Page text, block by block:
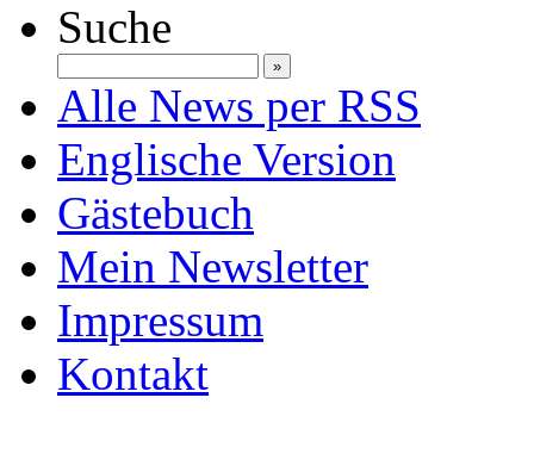
Suche
Alle News per RSS
Englische Version
Gästebuch
Mein Newsletter
Impressum
Kontakt